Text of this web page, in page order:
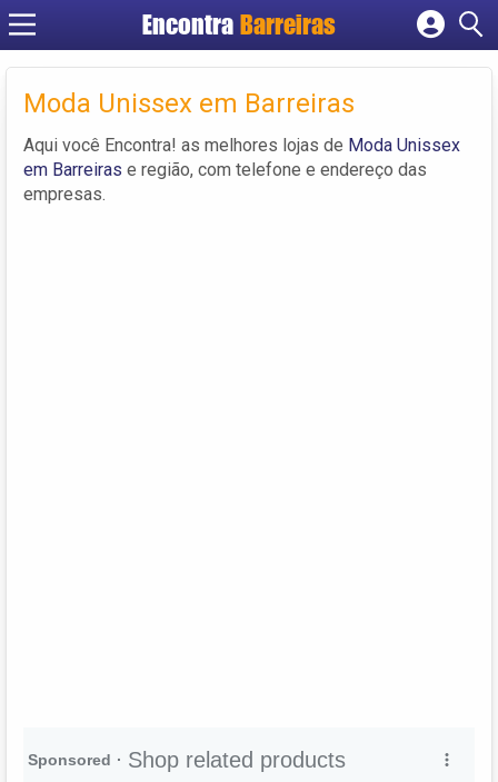
EncontraBarreiras
Cadastrar empresa
Criar conta
Moda Unissex em Barreiras
Aqui você Encontra! as melhores lojas de Moda Unissex
em Barreiras e região, com telefone e endereço das
empresas.